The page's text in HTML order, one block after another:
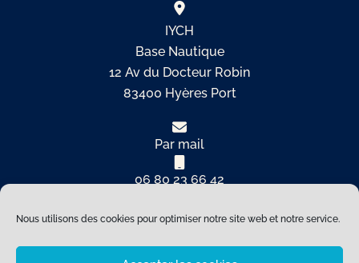
Nous utilisons des cookies pour optimiser notre site web et notre service.
IYCH
Base Nautique
12 Av du Docteur Robin
83400 Hyères Port
Par mail
06 80 23 66 42
Copyright © 2026 International Yacht Club de Hyères |